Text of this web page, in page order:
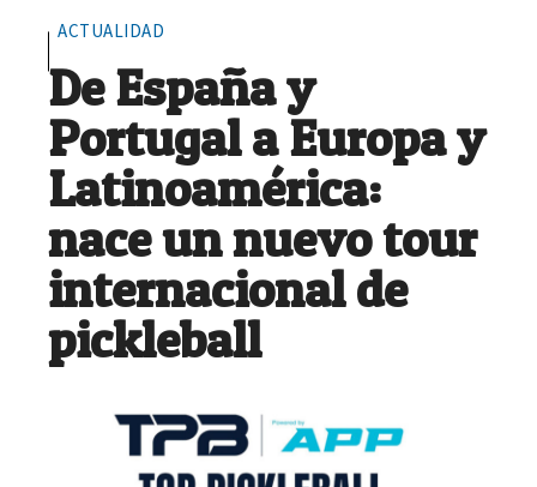
ACTUALIDAD
De España y
Portugal a Europa y
Latinoamérica:
nace un nuevo tour
internacional de
pickleball